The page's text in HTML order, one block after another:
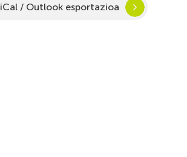
iCal / Outlook esportazioa